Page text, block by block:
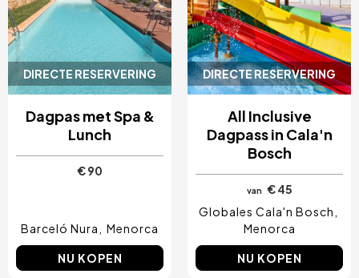
DIRECTE RESERVERING
Dagpas met Spa &
Lunch
€ 90
Barceló Nura Menorca
NU KOPEN
DIRECTE RESERVERING
All Inclusive
Dagpass in Cala'n
Bosch
van € 45
Globales Cala'n Bosch
Menorca
NU KOPEN